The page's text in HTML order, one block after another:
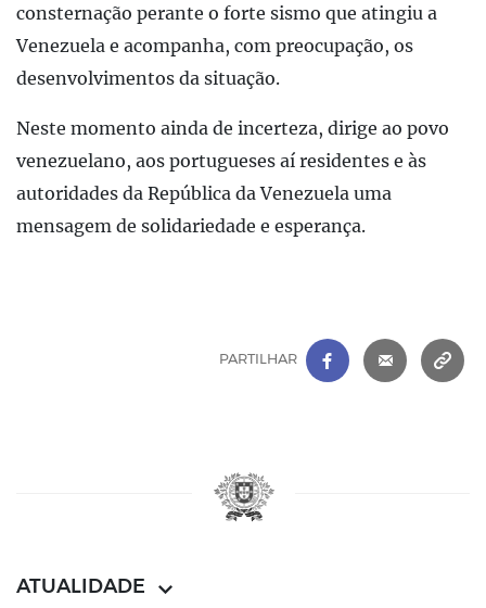
consternação perante o forte sismo que atingiu a
Venezuela e acompanha, com preocupação, os
desenvolvimentos da situação.
Neste momento ainda de incerteza, dirige ao povo
venezuelano, aos portugueses aí residentes e às
autoridades da República da Venezuela uma
mensagem de solidariedade e esperança.
PARTILHAR
FACEBOOK
ATUALIDADE